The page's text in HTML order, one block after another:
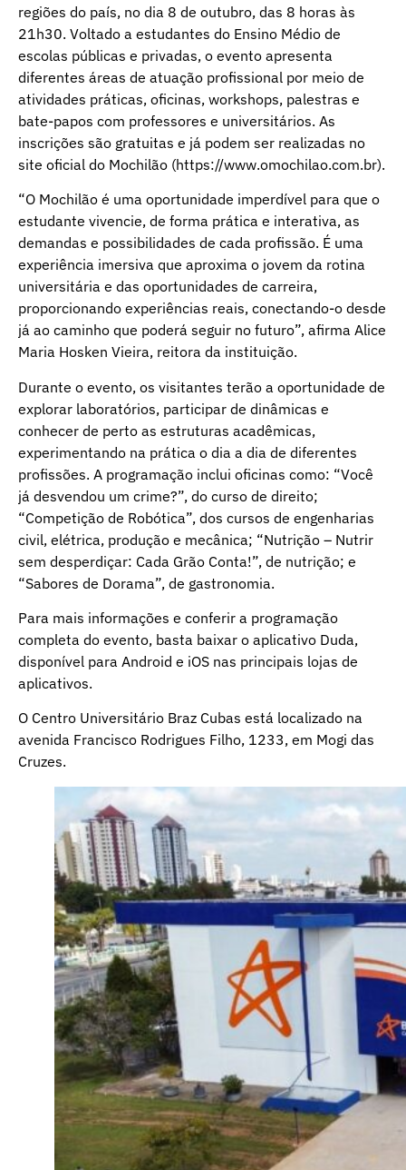
regiões do país, no dia 8 de outubro, das 8 horas às
21h30. Voltado a estudantes do Ensino Médio de
escolas públicas e privadas, o evento apresenta
diferentes áreas de atuação profissional por meio de
atividades práticas, oficinas, workshops, palestras e
bate-papos com professores e universitários. As
inscrições são gratuitas e já podem ser realizadas no
site oficial do Mochilão (https://www.omochilao.com.br).
“O Mochilão é uma oportunidade imperdível para que o
estudante vivencie, de forma prática e interativa, as
demandas e possibilidades de cada profissão. É uma
experiência imersiva que aproxima o jovem da rotina
universitária e das oportunidades de carreira,
proporcionando experiências reais, conectando-o desde
já ao caminho que poderá seguir no futuro”, afirma Alice
Maria Hosken Vieira, reitora da instituição.
Durante o evento, os visitantes terão a oportunidade de
explorar laboratórios, participar de dinâmicas e
conhecer de perto as estruturas acadêmicas,
experimentando na prática o dia a dia de diferentes
profissões. A programação inclui oficinas como: “Você
já desvendou um crime?”, do curso de direito;
“Competição de Robótica”, dos cursos de engenharias
civil, elétrica, produção e mecânica; “Nutrição – Nutrir
sem desperdiçar: Cada Grão Conta!”, de nutrição; e
“Sabores de Dorama”, de gastronomia.
Para mais informações e conferir a programação
completa do evento, basta baixar o aplicativo Duda,
disponível para Android e iOS nas principais lojas de
aplicativos.
O Centro Universitário Braz Cubas está localizado na
avenida Francisco Rodrigues Filho, 1233, em Mogi das
Cruzes.